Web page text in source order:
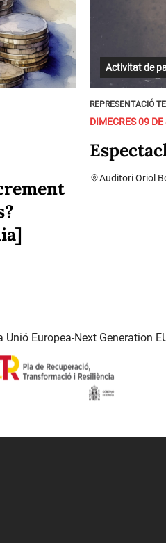
Activitat de
REPRESENTACIÓ
DIMECRES 09
Auditori Oriol
Europea-Next Generation